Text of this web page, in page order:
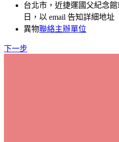
台北市，近捷運國父紀念
日，以 email 告知詳細地址
異物聯絡主辦單位
下一步